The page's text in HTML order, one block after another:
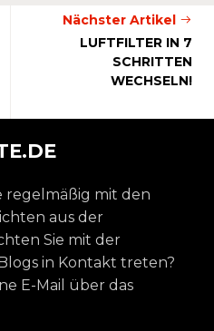
Nächster Artikel
LUFTFILTER IN 7
SCHRITTEN
WECHSELN!
regelmäßig mit den
aus der
Sie mit der
in Kontakt treten?
E-Mail über das